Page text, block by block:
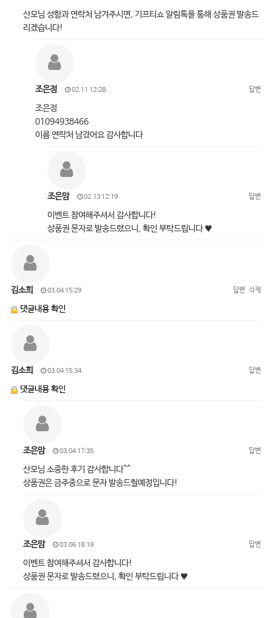
산모님 성함과 연락처 남겨주시면, 기프티쇼 알림톡을 통해 상품권 발송드
리겠습니다!
조은정 02.11 12:28 답변
조은정
01094938466
이름 연락처 남겼어요 감사합니다
조은맘 02.13 12:19 답변
이벤트 참여해주셔서 감사합니다!
상품권 문자로 발송드렸으니, 확인 부탁드립니다 ♥
김소희 03.04 15:29 답변 삭제
댓글내용 확인
김소희 03.04 15:34 답변
댓글내용 확인
조은맘 03.04 17:35 답변
산모님 소중한 후기 감사합니다^^
상품권은 금주중으로 문자 발송드릴예정입니다!
조은맘 03.06 18:19 답변
이벤트 참여해주셔서 감사합니다!
상품권 문자로 발송드렸으니, 확인 부탁드립니다 ♥